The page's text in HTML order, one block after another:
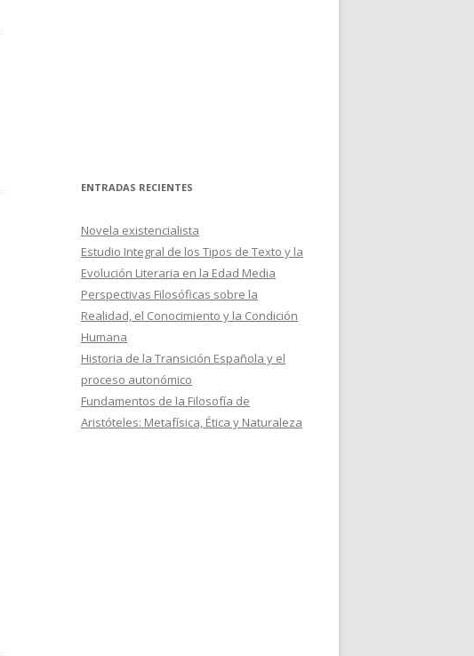
ENTRADAS RECIENTES
Novela existencialista
Estudio Integral de los Tipos de Texto y la
Evolución Literaria en la Edad Media
Perspectivas Filosóficas sobre la
Realidad, el Conocimiento y la Condición
Humana
Historia de la Transición Española y el
proceso autonómico
Fundamentos de la Filosofía de
Aristóteles: Metafísica, Ética y Naturaleza